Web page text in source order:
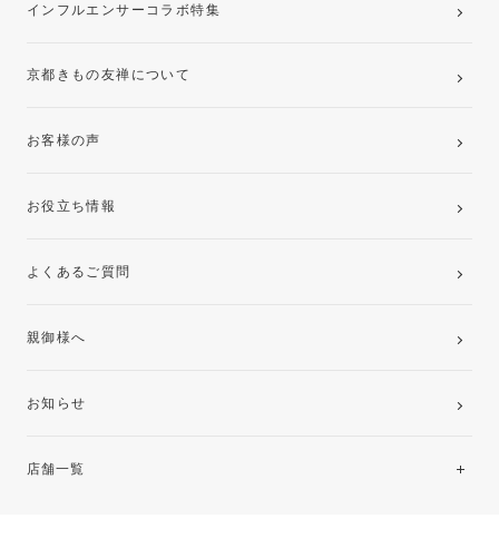
インフルエンサーコラボ特集
京都きもの友禅について
お客様の声
お役立ち情報
よくあるご質問
親御様へ
お知らせ
店舗一覧